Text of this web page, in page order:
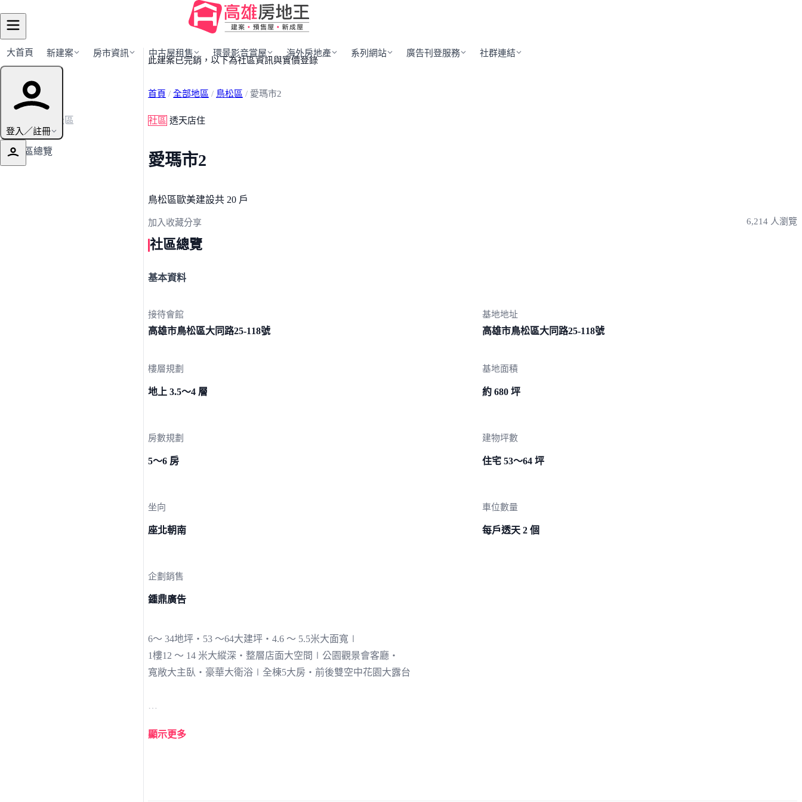
大首頁 新建案 房市資訊 中古屋租售 環景影音賞屋 海外房地產 系列網站 廣告刊登服務 社群連結
登入／註冊
建案導覽
← 返回鳥松區
社區總覽
此建案已完銷，以下為社區資訊與實價登錄
首頁 / 全部地區 / 鳥松區 / 愛瑪市2
社區 透天店住
愛瑪市2
鳥松區 歐美建設共 20 戶
加入收藏分享 6,214 人瀏覽
社區總覽
基本資料
接待會館
高雄市鳥松區大同路25-118號
基地地址
高雄市鳥松區大同路25-118號
樓層規劃
地上 3.5～4 層
基地面積
約 680 坪
房數規劃
5～6 房
建物坪數
住宅 53～64 坪
坐向
座北朝南
車位數量
每戶透天 2 個
企劃銷售
鍾鼎廣告
6～ 34地坪‧53 ～64大建坪‧4.6 ～ 5.5米大面寬∣
1樓12 ～ 14 米大縱深‧整層店面大空間∣公園觀景會客廳‧
寬敞大主臥‧豪華大衛浴∣全棟5大房‧前後雙空中花園大露台
顯示更多